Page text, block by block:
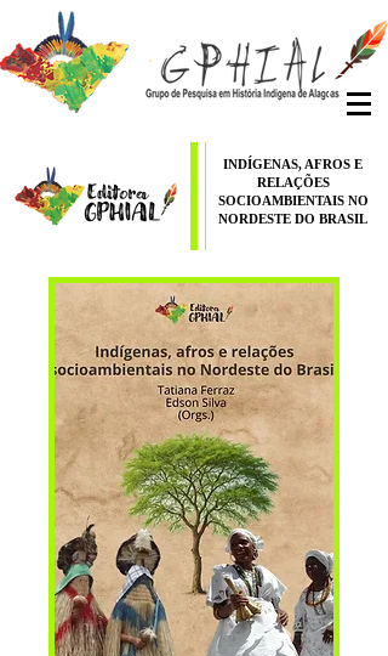
INDÍGENAS, AFROS E
RELAÇÕES
SOCIOAMBIENTAIS NO
NORDESTE DO BRASIL